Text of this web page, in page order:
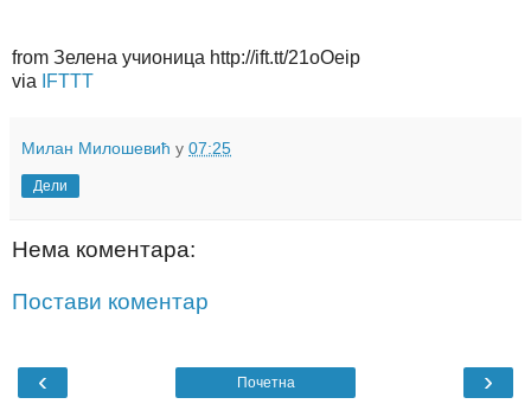
from Зелена учионица http://ift.tt/21oOeip
via IFTTT
Милан Милошевић у 07:25
Дели
Нема коментара:
Постави коментар
‹ ›
Почетна